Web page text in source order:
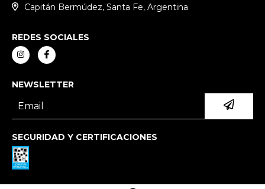
Capitán Bermúdez, Santa Fe, Argentina
REDES SOCIALES
NEWSLETTER
SEGURIDAD Y CERTIFICACIONES